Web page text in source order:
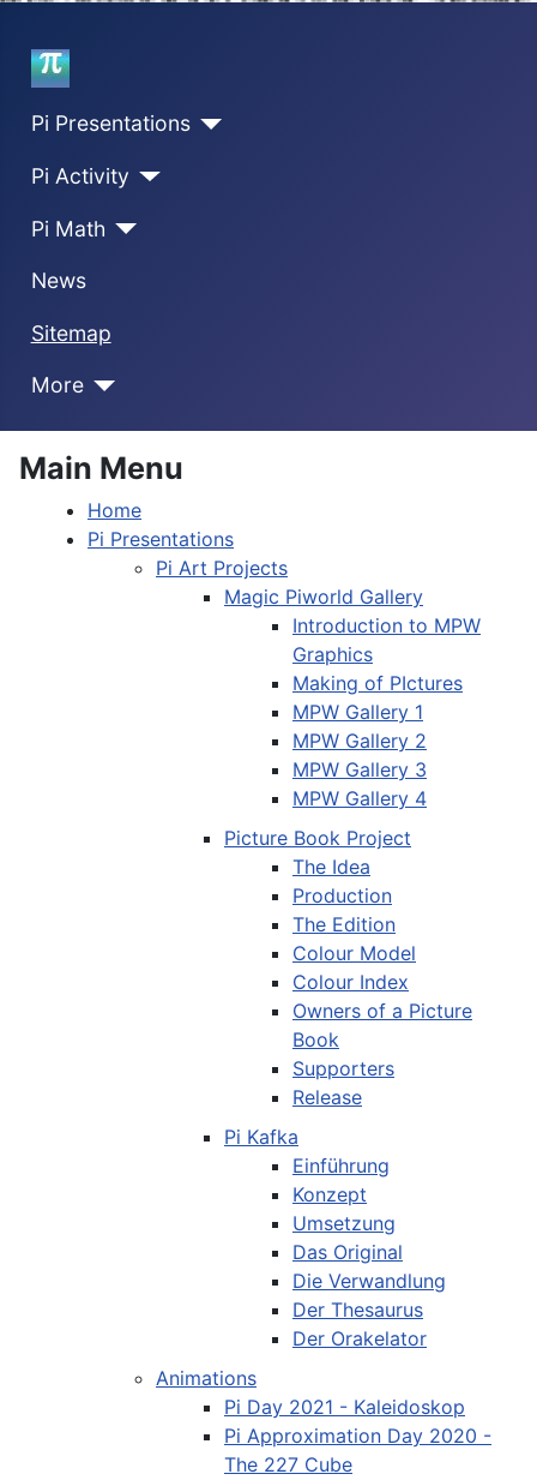
Home
Pi Presentations
Pi Activity
Pi Math
News
Sitemap
More
Main Menu
Home
Pi Presentations
Pi Art Projects
Magic Piworld Gallery
Introduction to MPW
Graphics
Making of PIctures
MPW Gallery 1
MPW Gallery 2
MPW Gallery 3
MPW Gallery 4
Picture Book Project
The Idea
Production
The Edition
Colour Model
Colour Index
Owners of a Picture
Book
Supporters
Release
Pi Kafka
Einführung
Konzept
Umsetzung
Das Original
Die Verwandlung
Der Thesaurus
Der Orakelator
Animations
Pi Day 2021 - Kaleidoskop
Pi Approximation Day 2020 -
The 227 Cube